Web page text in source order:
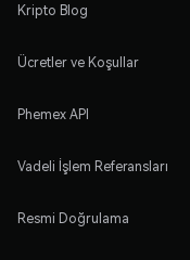
Kripto Blog
Ücretler ve Koşullar
Phemex API
Vadeli İşlem Referansları
Resmi Doğrulama